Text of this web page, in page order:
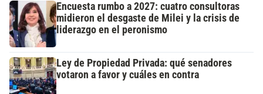
Encuesta rumbo a 2027: cuatro consultoras
midieron el desgaste de Milei y la crisis de
liderazgo en el peronismo
Ley de Propiedad Privada: qué senadores
votaron a favor y cuáles en contra